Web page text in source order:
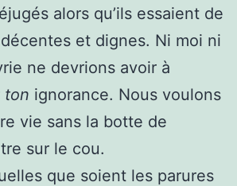
alors qu’ils essaient de
et dignes. Ni moi ni
ne devrions avoir à
ton ignorance. Nous voulons
vie sans la botte de
sur le cou.
que soient les parures